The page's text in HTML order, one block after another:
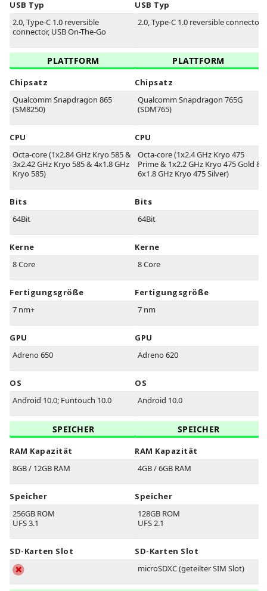
USB Typ
2.0, Type-C 1.0 reversible
connector, USB On-The-Go
PLATTFORM
Chipsatz
Qualcomm Snapdragon 865
(SM8250)
CPU
Octa-core (1x2.84 GHz Kryo 585 &
3x2.42 GHz Kryo 585 & 4x1.8 GHz
Kryo 585)
Bits
64Bit
Kerne
8 Core
Fertigungsgröße
7 nm+
GPU
Adreno 650
OS
Android 10.0; Funtouch 10.0
SPEICHER
RAM Kapazität
8GB / 12GB RAM
Speicher
256GB ROM
UFS 3.1
SD-Karten Slot
USB Typ
2.0, Type-C 1.0 reversible connector
PLATTFORM
Chipsatz
Qualcomm Snapdragon 765G
(SDM765)
CPU
Octa-core (1x2.4 GHz Kryo 475
Prime & 1x2.2 GHz Kryo 475 Gold &
6x1.8 GHz Kryo 475 Silver)
Bits
64Bit
Kerne
8 Core
Fertigungsgröße
7 nm
GPU
Adreno 620
OS
Android 10.0
SPEICHER
RAM Kapazität
4GB / 6GB RAM
Speicher
128GB ROM
UFS 2.1
SD-Karten Slot
microSDXC (geteilter SIM Slot)